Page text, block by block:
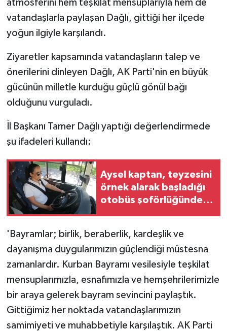
atmosferini hem teşkilat mensuplarıyla hem de
vatandaşlarla paylaşan Dağlı, gittiği her ilçede
yoğun ilgiyle karşılandı.
Ziyaretler kapsamında vatandaşların talep ve
önerilerini dinleyen Dağlı, AK Parti'nin en büyük
gücünün milletle kurduğu güçlü gönül bağı
olduğunu vurguladı.
İl Başkanı Tamer Dağlı yaptığı değerlendirmede
şu ifadeleri kullandı:
Aysel kaptan, teyzesini
örnek alarak başladığı
otobüs şoförlüğünde
'Bayramlar; birlik, beraberlik, kardeşlik ve
dayanışma duygularımızın güçlendiği müstesna
zamanlardır. Kurban Bayramı vesilesiyle teşkilat
mensuplarımızla, esnafımızla ve hemşehrilerimizle
bir araya gelerek bayram sevincini paylaştık.
Gittiğimiz her noktada vatandaşlarımızın
samimiyeti ve muhabbetiyle karşılaştık. AK Parti